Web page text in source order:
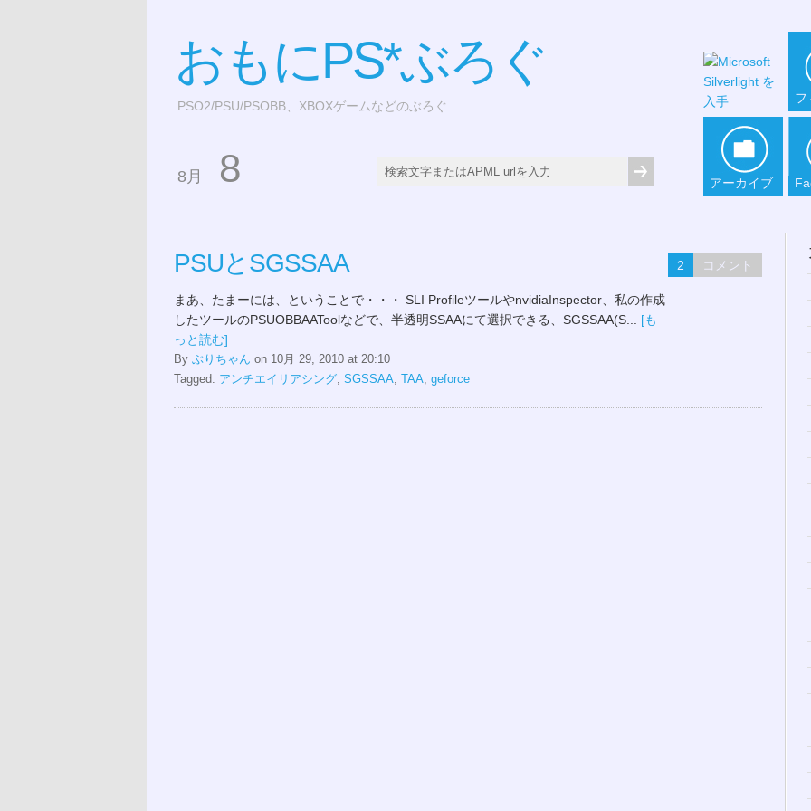
おもにPS*ぶろぐ
PSO2/PSU/PSOBB、XBOXゲームなどのぶろぐ
8月 8
フ
アーカイブ
PSUとSGSSAA 2 コメント
まあ、たまーには、ということで・・・ SLI ProfileツールやnvidiaInspector、私の作成
したツールのPSUOBBAAToolなどで、半透明SSAAにて選択できる、SGSSAA(S... [も
っと読む]
By ぶりちゃん on 10月 29, 2010 at 20:10
Tagged: アンチエイリアシング, SGSSAA, TAA, geforce